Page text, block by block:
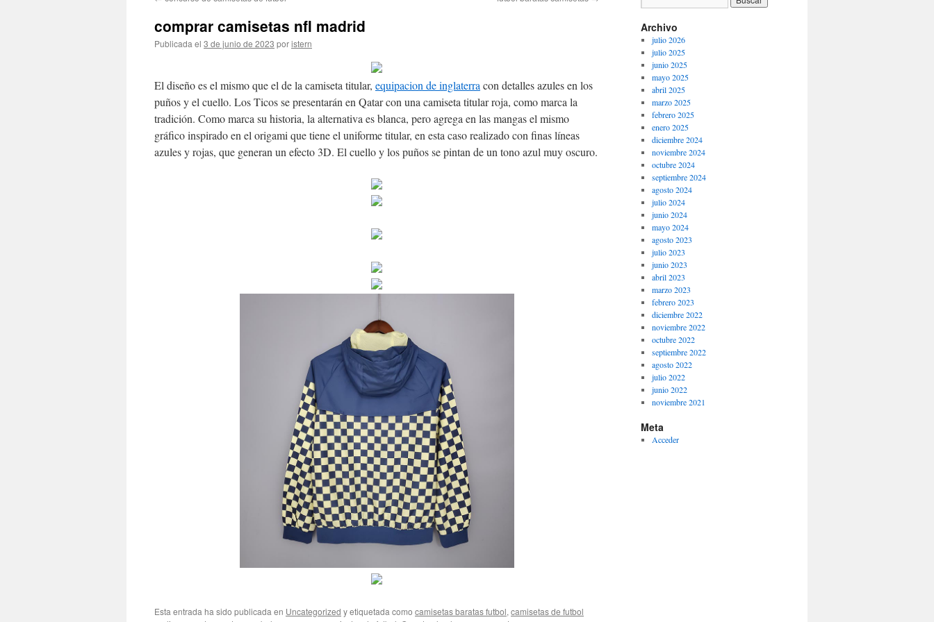
contenido
comprar camisetas nfl madrid
Publicada el 3 de junio de 2023 poristern
El diseño es el mismo que el de la camiseta titular, equipacion de inglaterra con detalles azules en los
puños y el cuello. Los Ticos se presentarán en Qatar con una camiseta titular roja, como marca la
tradición. Como marca su historia, la alternativa es blanca, pero agrega en las mangas el mismo
gráfico inspirado en el origami que tiene el uniforme titular, en esta caso realizado con finas líneas
azules y rojas, que generan un efecto 3D. El cuello y los puños se pintan de un tono azul muy oscuro.
Esta entrada ha sido publicada en Uncategorized y etiquetada como camisetas baratas futbol, camisetas de futbol
Archivo
julio 2026
julio 2025
junio 2025
mayo 2025
abril 2025
marzo 2025
febrero 2025
enero 2025
diciembre 2024
noviembre 2024
octubre 2024
septiembre 2024
agosto 2024
julio 2024
junio 2024
mayo 2024
agosto 2023
julio 2023
junio 2023
abril 2023
marzo 2023
febrero 2023
diciembre 2022
noviembre 2022
octubre 2022
septiembre 2022
agosto 2022
julio 2022
junio 2022
noviembre 2021
Meta
Acceder